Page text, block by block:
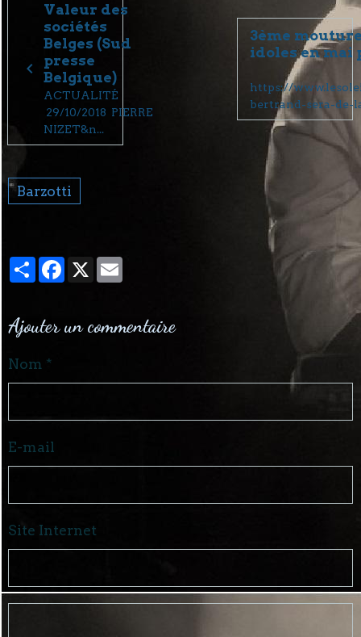
Valeur des
sociétés
Belges (Sud
presse
Belgique)
ACTUALITÉ
29/10/2018 PIERRE
NIZET&n...
3ème
idoles en mai
https://
bertrand-sera-de-
Barzotti
PartagerFacebook
X
Ajouter un commentaire
Nom
E-mail
Site Internet